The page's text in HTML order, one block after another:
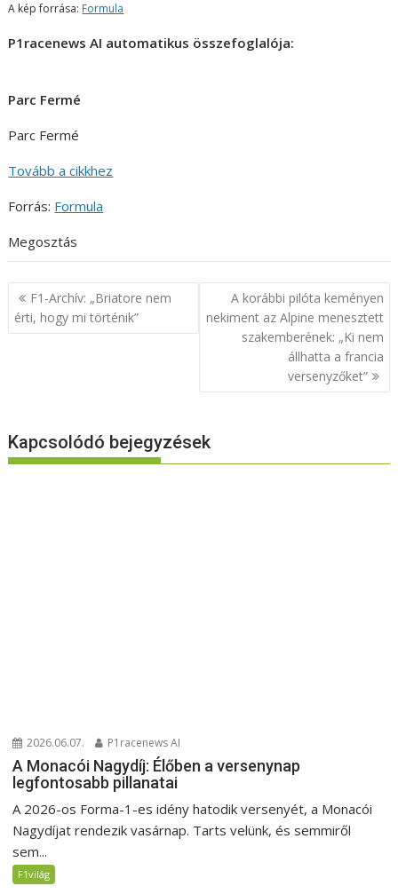
A kép forrása: Formula
P1racenews AI automatikus összefoglalója:
Parc Fermé
Parc Fermé
Tovább a cikkhez
Forrás: Formula
Megosztás
Bejegyzés
navigáció
F1-Archív: „Briatore nem
érti, hogy mi történik”
A korábbi pilóta keményen
nekiment az Alpine menesztett
szakemberének: „Ki nem
állhatta a francia
versenyzőket”
Kapcsolódó bejegyzések
2026.06.07. P1racenews AI
A Monacói Nagydíj: Élőben a versenynap
legfontosabb pillanatai
A 2026-os Forma-1-es idény hatodik versenyét, a Monacói
Nagydíjat rendezik vasárnap. Tarts velünk, és semmiről
sem...
F1világ